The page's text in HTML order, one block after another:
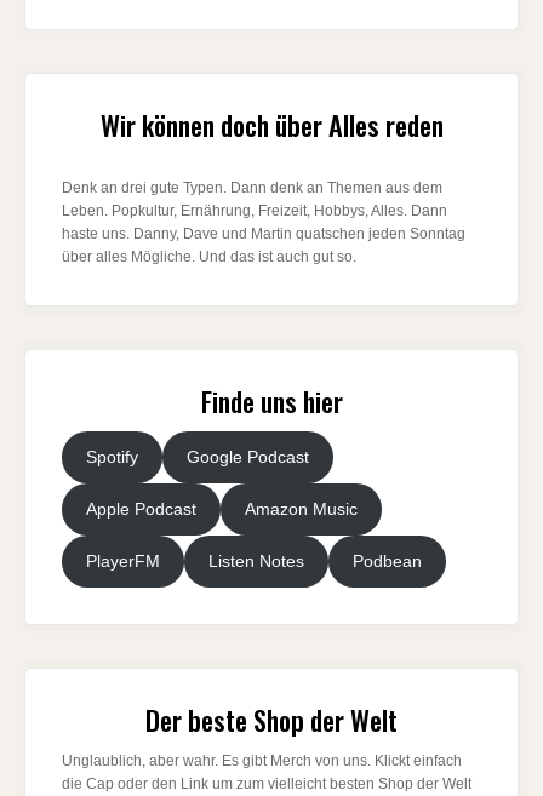
Wir können doch über Alles reden
Denk an drei gute Typen. Dann denk an Themen aus dem
Leben. Popkultur, Ernährung, Freizeit, Hobbys, Alles. Dann
haste uns. Danny, Dave und Martin quatschen jeden Sonntag
über alles Mögliche. Und das ist auch gut so.
Finde uns hier
Spotify Google Podcast
Apple Podcast Amazon Music
PlayerFM Listen Notes Podbean
Der beste Shop der Welt
Unglaublich, aber wahr. Es gibt Merch von uns. Klickt einfach
die Cap oder den Link um zum vielleicht besten Shop der Welt